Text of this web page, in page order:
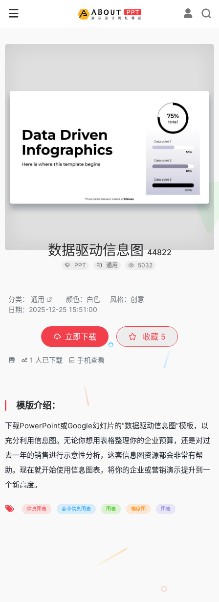
数据驱动信息图44822
PPT 通用 5032
分类： 通用 颜色：白色
风格：创意
日期：2025-12-25 15:51:00
立即下载 收藏 5
1 人已下载 手机查看
模版介绍：
下载PowerPoint或Google幻灯片的“数据驱动信息图”模板，以
充分利用信息图。无论你想用表格整理你的企业预算，还是对过
去一年的销售进行示意性分析，这套信息图资源都会非常有帮
助。现在就开始使用信息图表，将你的企业或营销演示提升到一
个新高度。
信息图表 商业信息图表 图表 梯度图 图表